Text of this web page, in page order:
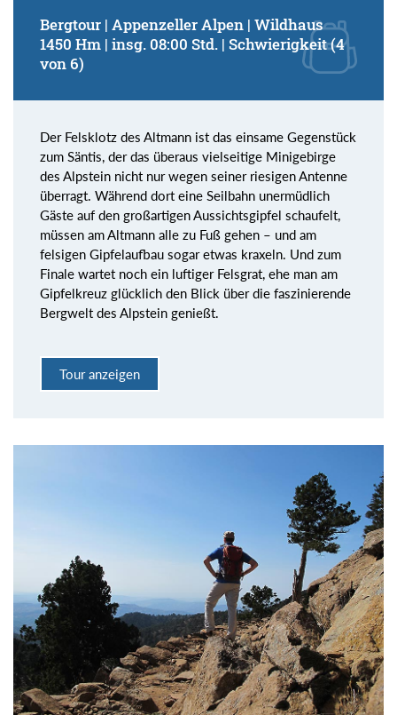
Bergtour | Appenzeller Alpen | Wildhaus
1450 Hm | insg. 08:00 Std. | Schwierigkeit (4
von 6)
Der Felsklotz des Altmann ist das einsame Gegenstück
zum Säntis, der das überaus vielseitige Minigebirge
des Alpstein nicht nur wegen seiner riesigen Antenne
überragt. Während dort eine Seilbahn unermüdlich
Gäste auf den großartigen Aussichtsgipfel schaufelt,
müssen am Altmann alle zu Fuß gehen – und am
felsigen Gipfelaufbau sogar etwas kraxeln. Und zum
Finale wartet noch ein luftiger Felsgrat, ehe man am
Gipfelkreuz glücklich den Blick über die faszinierende
Bergwelt des Alpstein genießt.
Tour anzeigen